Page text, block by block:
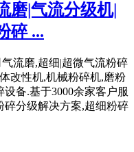
磨|气流分级机|
碎 ...
流磨,超细|超微气流粉碎
改性机,机械粉碎机,磨粉
备.基于3000余家客户服
碎分级解决方案,超细粉碎